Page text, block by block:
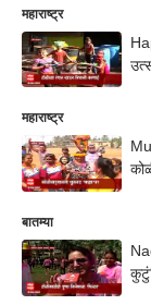
महाराष्ट्र
महाराष्ट्र
बातम्या